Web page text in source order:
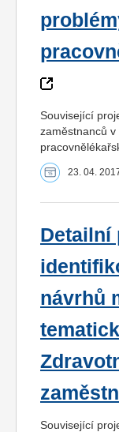
Související
zaměstnanců
23. 04.
Detailní
návrhů
Související